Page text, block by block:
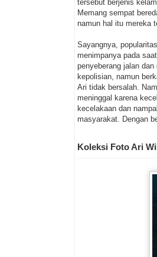
tersebut berjenis
Memang sempat
namun hal itu mereka
Sayangnya, popularitas
menimpanya pada
penyeberang jalan
kepolisian, namun
Ari tidak bersalah.
meninggal karena
kecelakaan dan
masyarakat. Dengan
Koleksi Foto Ari